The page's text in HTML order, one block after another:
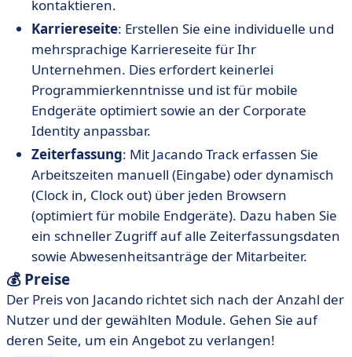
kontaktieren.
Karriereseite: Erstellen Sie eine individuelle und
mehrsprachige Karriereseite für Ihr
Unternehmen. Dies erfordert keinerlei
Programmierkenntnisse und ist für mobile
Endgeräte optimiert sowie an der Corporate
Identity anpassbar.
Zeiterfassung: Mit Jacando Track erfassen Sie
Arbeitszeiten manuell (Eingabe) oder dynamisch
(Clock in, Clock out) über jeden Browsern
(optimiert für mobile Endgeräte). Dazu haben Sie
ein schneller Zugriff auf alle Zeiterfassungsdaten
sowie Abwesenheitsanträge der Mitarbeiter.
💰 Preise
Der Preis von Jacando richtet sich nach der Anzahl der
Nutzer und der gewählten Module. Gehen Sie auf
deren Seite, um ein Angebot zu verlangen!